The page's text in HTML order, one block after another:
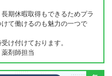
期休暇取得もできるためプラ
て働けるのも魅力の一つで
け付けております。
剤師担当